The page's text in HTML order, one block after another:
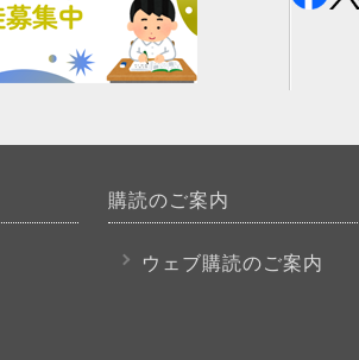
購読のご案内
ウェブ購読のご案内